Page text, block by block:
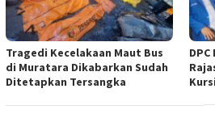
Tragedi Kecelakaan Maut Bus
di Muratara Dikabarkan Sudah
Ditetapkan Tersangka